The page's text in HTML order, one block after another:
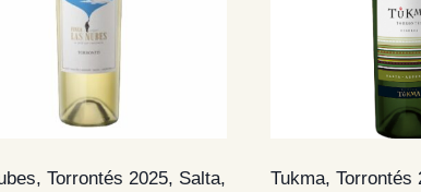
Torrontés 2025, Salta,
Tukma, Torrontés